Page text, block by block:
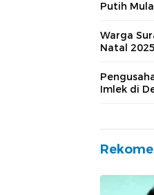
Putih
Warga
Natal
Imlek di